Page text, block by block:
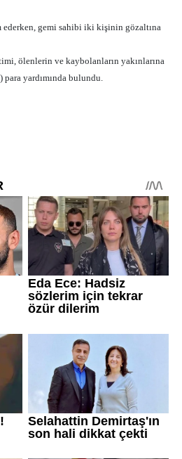
gemi sahibi iki kişinin gözaltına
ölenlerin ve kaybolanların yakınlarına
yardımında bulundu.